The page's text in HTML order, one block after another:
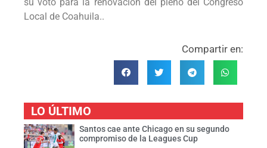
Local de Coahuila..
Compartir en:
LO ÚLTIMO
Santos cae ante Chicago en su segundo
compromiso de la Leagues Cup